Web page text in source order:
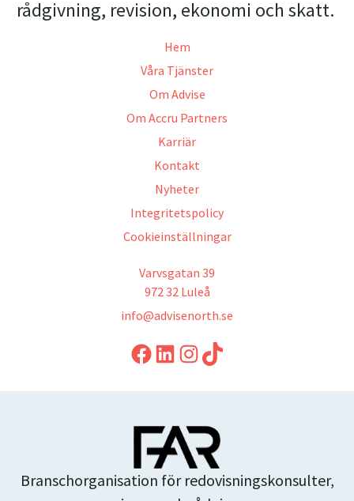
rådgivning, revision, ekonomi och skatt.
Hem
Våra Tjänster
Om Advise
Om Accru Partners
Karriär
Kontakt
Nyheter
Integritetspolicy
Cookieinställningar
Varvsgatan 39
972 32 Luleå
info@advisenorth.se
LinkedIn Instagram TikTok
Branschorganisation för redovisningskonsulter,